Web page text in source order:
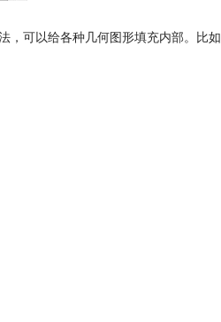
，可以给各种几何图形填充内部。比如